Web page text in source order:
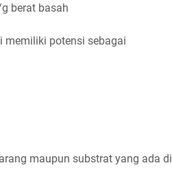
berat basah
memiliki potensi sebagai
maupun substrat yang ada di